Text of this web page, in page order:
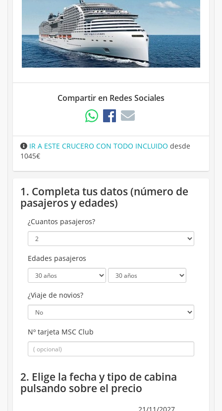
Compartir en Redes Sociales
IR A ESTE CRUCERO CON TODO INCLUIDO desde
1045€
1. Completa tus datos (número de
pasajeros y edades)
¿Cuantos pasajeros?
Edades pasajeros
¿Viaje de novios?
Nº tarjeta MSC Club
2. Elige la fecha y tipo de cabina
pulsando sobre el precio